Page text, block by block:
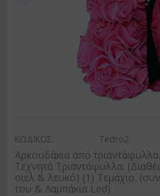
ΚΩΔΙΚΟΣ: Tedro2
Αρκουδάκια από
Τεχνητά Τριαντάφυλλα.
σιελ & λευκό) (1) Τεμάχιο.
του & Λαμπάκια Led)